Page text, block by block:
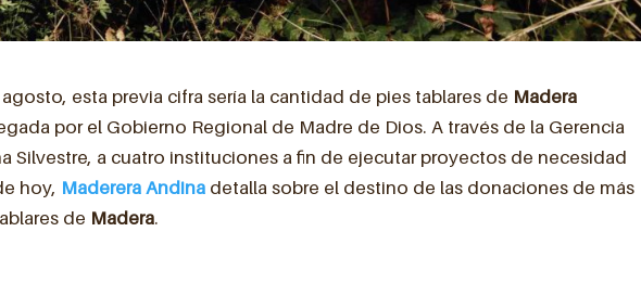
esta previa cifra sería la cantidad de pies tablares de Madera
por el Gobierno Regional de Madre de Dios. A través de la Gerencia
Silvestre, a cuatro instituciones a fin de ejecutar proyectos de necesidad
hoy, Maderera Andina detalla sobre el destino de las donaciones de más
de Madera.